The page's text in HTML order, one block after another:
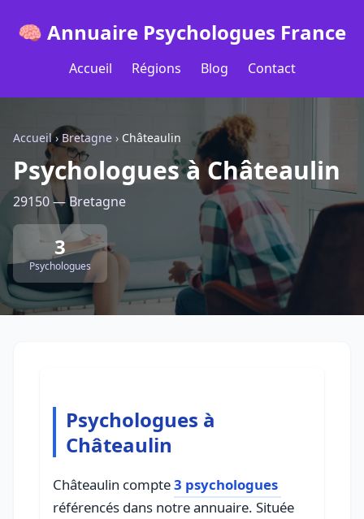
🧠 Annuaire Psychologues France
Accueil Régions Blog Contact
Accueil› Bretagne › Châteaulin
Psychologues à Châteaulin
29150 — Bretagne
3
Psychologues
Psychologues à
Châteaulin
Châteaulin compte3 psychologues
référencés dans notre annuaire. Située